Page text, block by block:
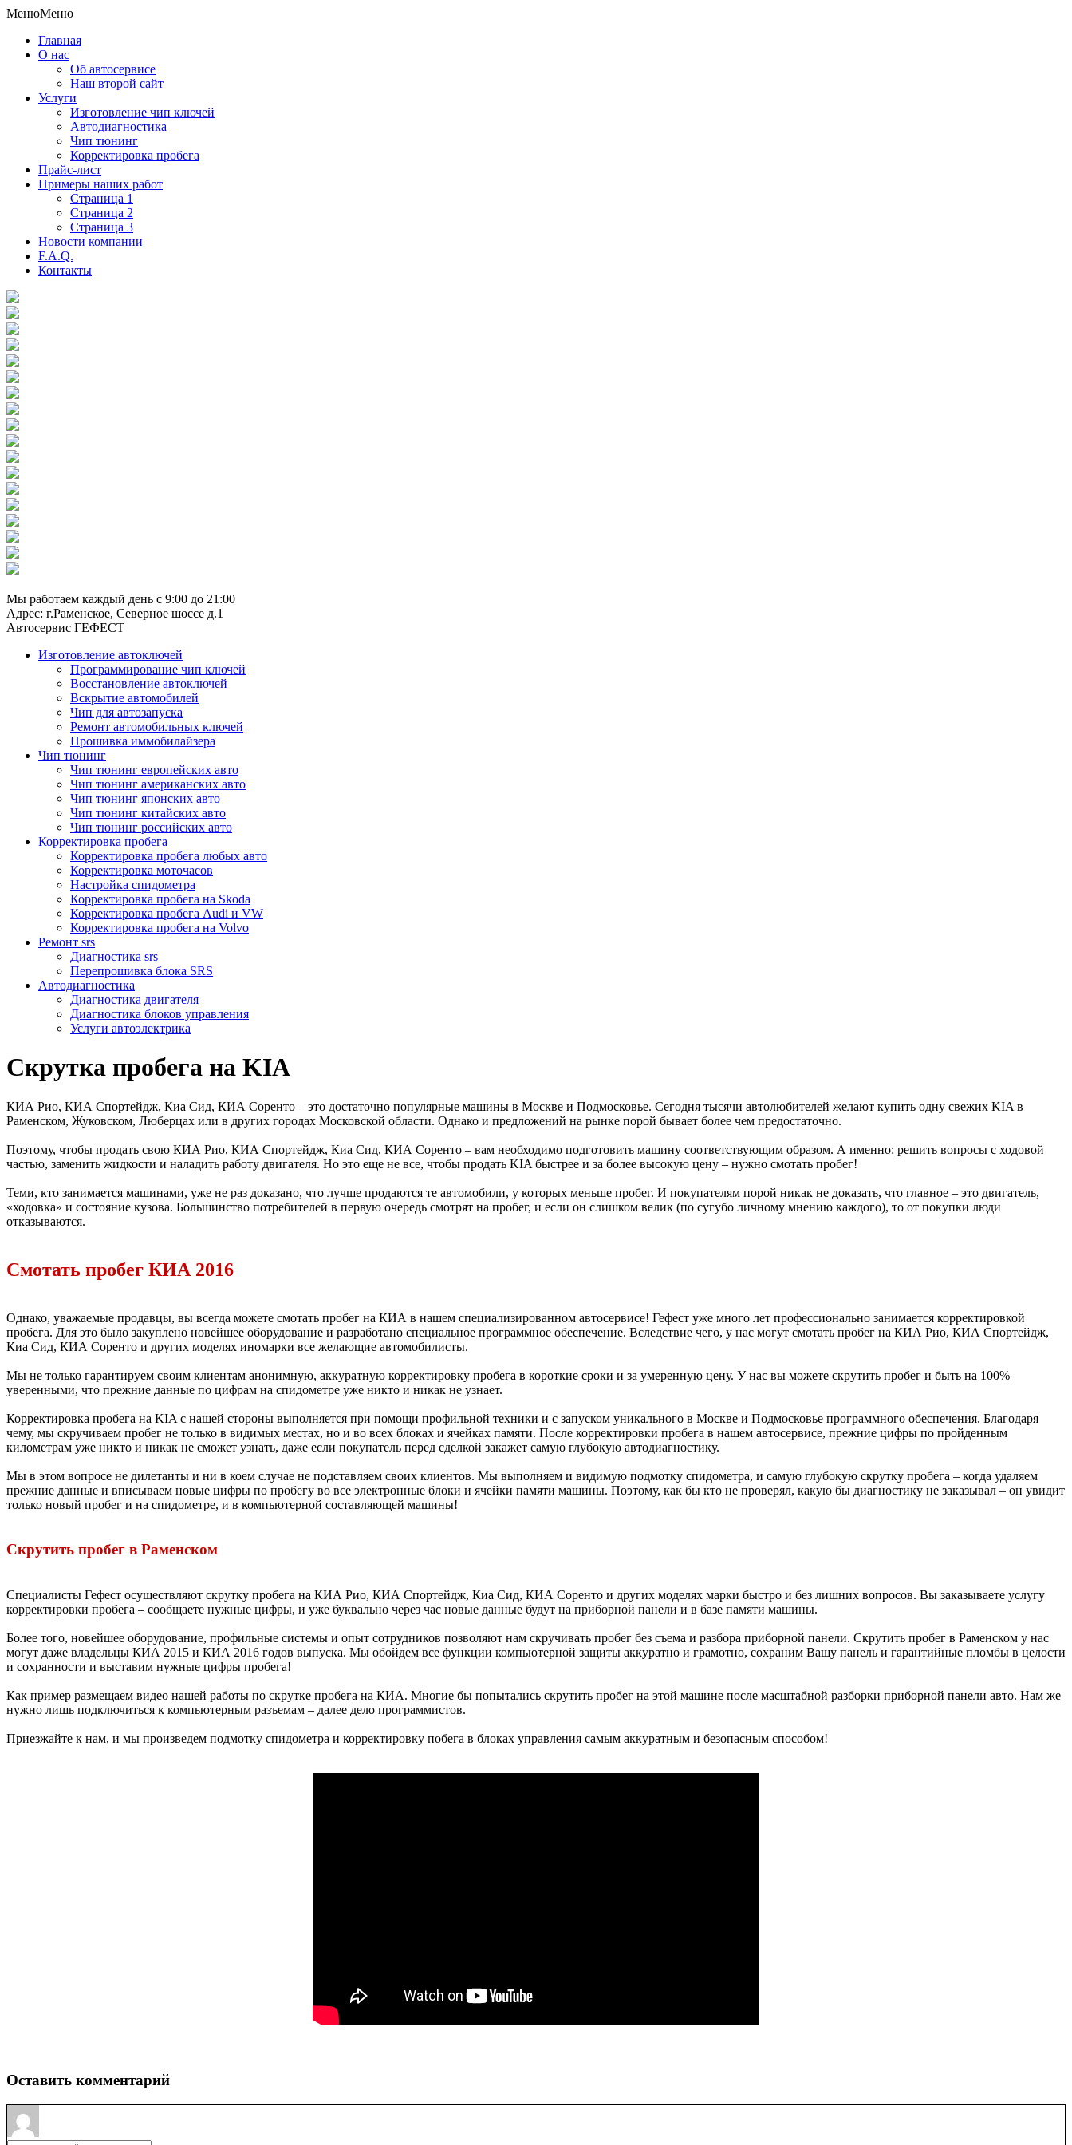
МенюМеню
Главная
О нас
Об автосервисе
Наш второй сайт
Услуги
Изготовление чип ключей
Автодиагностика
Чип тюнинг
Корректировка пробега
Прайс-лист
Примеры наших работ
Страница 1
Страница 2
Страница 3
Новости компании
F.A.Q.
Контакты
Мы работаем каждый день с 9:00 до 21:00
Адрес: г.Раменское, Северное шоссе д.1
Автосервис ГЕФЕСТ
Изготовление автоключей
Программирование чип ключей
Восстановление автоключей
Вскрытие автомобилей
Чип для автозапуска
Ремонт автомобильных ключей
Прошивка иммобилайзера
Чип тюнинг
Чип тюнинг европейских авто
Чип тюнинг американских авто
Чип тюнинг японских авто
Чип тюнинг китайских авто
Чип тюнинг российских авто
Корректировка пробега
Корректировка пробега любых авто
Корректировка моточасов
Настройка спидометра
Корректировка пробега на Skoda
Корректировка пробега Audi и VW
Корректировка пробега на Volvo
Ремонт srs
Диагностика srs
Перепрошивка блока SRS
Автодиагностика
Диагностика двигателя
Диагностика блоков управления
Услуги автоэлектрика
Скрутка пробега на KIA
КИА Рио, КИА Спортейдж, Киа Сид, КИА Соренто – это достаточно популярные машины в Москве и Подмосковье. Сегодня тысячи автолюбителей желают купить одну свежих KIA в
Раменском, Жуковском, Люберцах или в других городах Московской области. Однако и предложений на рынке порой бывает более чем предостаточно.
Поэтому, чтобы продать свою КИА Рио, КИА Спортейдж, Киа Сид, КИА Соренто – вам необходимо подготовить машину соответствующим образом. А именно: решить вопросы с ходовой
частью, заменить жидкости и наладить работу двигателя. Но это еще не все, чтобы продать KIA быстрее и за более высокую цену – нужно смотать пробег!
Теми, кто занимается машинами, уже не раз доказано, что лучше продаются те автомобили, у которых меньше пробег. И покупателям порой никак не доказать, что главное – это двигатель,
«ходовка» и состояние кузова. Большинство потребителей в первую очередь смотрят на пробег, и если он слишком велик (по сугубо личному мнению каждого), то от покупки люди
отказываются.
Смотать пробег КИА 2016
Однако, уважаемые продавцы, вы всегда можете смотать пробег на КИА в нашем специализированном автосервисе! Гефест уже много лет профессионально занимается корректировкой
пробега. Для это было закуплено новейшее оборудование и разработано специальное программное обеспечение. Вследствие чего, у нас могут смотать пробег на КИА Рио, КИА Спортейдж,
Киа Сид, КИА Соренто и других моделях иномарки все желающие автомобилисты.
Мы не только гарантируем своим клиентам анонимную, аккуратную корректировку пробега в короткие сроки и за умеренную цену. У нас вы можете скрутить пробег и быть на 100%
уверенными, что прежние данные по цифрам на спидометре уже никто и никак не узнает.
Корректировка пробега на KIA с нашей стороны выполняется при помощи профильной техники и с запуском уникального в Москве и Подмосковье программного обеспечения. Благодаря
чему, мы скручиваем пробег не только в видимых местах, но и во всех блоках и ячейках памяти. После корректировки пробега в нашем автосервисе, прежние цифры по пройденным
километрам уже никто и никак не сможет узнать, даже если покупатель перед сделкой закажет самую глубокую автодиагностику.
Мы в этом вопросе не дилетанты и ни в коем случае не подставляем своих клиентов. Мы выполняем и видимую подмотку спидометра, и самую глубокую скрутку пробега – когда удаляем
прежние данные и вписываем новые цифры по пробегу во все электронные блоки и ячейки памяти машины. Поэтому, как бы кто не проверял, какую бы диагностику не заказывал – он увидит
только новый пробег и на спидометре, и в компьютерной составляющей машины!
Скрутить пробег в Раменском
Специалисты Гефест осуществляют скрутку пробега на КИА Рио, КИА Спортейдж, Киа Сид, КИА Соренто и других моделях марки быстро и без лишних вопросов. Вы заказываете услугу
корректировки пробега – сообщаете нужные цифры, и уже буквально через час новые данные будут на приборной панели и в базе памяти машины.
Более того, новейшее оборудование, профильные системы и опыт сотрудников позволяют нам скручивать пробег без съема и разбора приборной панели. Скрутить пробег в Раменском у нас
могут даже владельцы КИА 2015 и КИА 2016 годов выпуска. Мы обойдем все функции компьютерной защиты аккуратно и грамотно, сохраним Вашу панель и гарантийные пломбы в целости
и сохранности и выставим нужные цифры пробега!
Как пример размещаем видео нашей работы по скрутке пробега на КИА. Многие бы попытались скрутить пробег на этой машине после масштабной разборки приборной панели авто. Нам же
нужно лишь подключиться к компьютерным разъемам – далее дело программистов.
Приезжайте к нам, и мы произведем подмотку спидометра и корректировку побега в блоках управления самым аккуратным и безопасным способом!
Оставить комментарий